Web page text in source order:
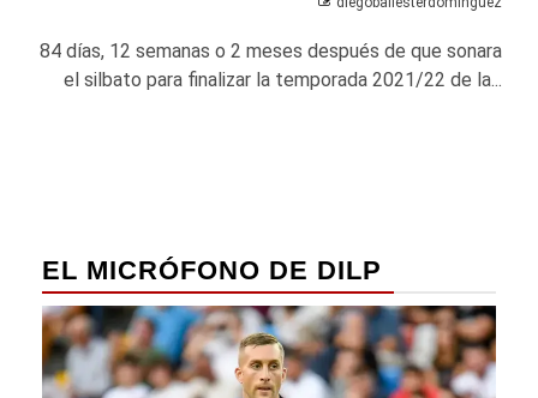
84 días, 12 semanas o 2 meses después de que sonara
el silbato para finalizar la temporada 2021/22 de la...
EL MICRÓFONO DE DILP